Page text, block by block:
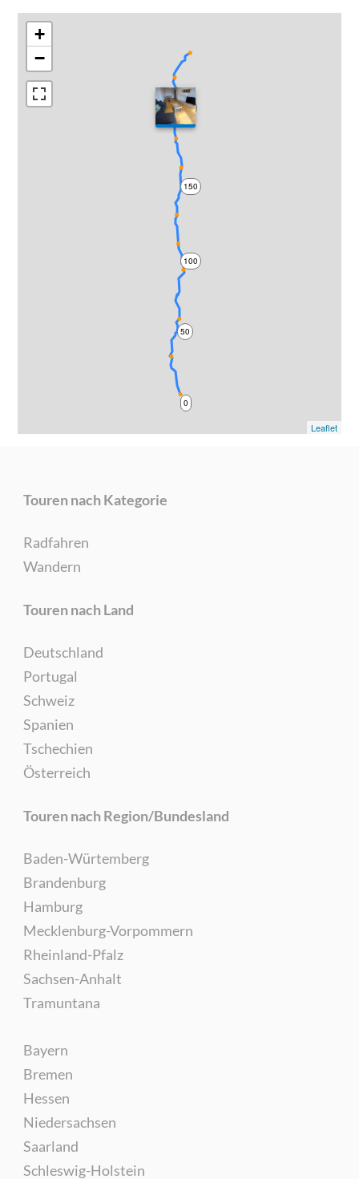
0
50
100
150
200
+
−
Leaflet
Touren nach Kategorie
Radfahren
Wandern
Touren nach Land
Deutschland
Portugal
Schweiz
Spanien
Tschechien
Österreich
Touren nach Region/Bundesland
Baden-Würtemberg
Brandenburg
Hamburg
Mecklenburg-Vorpommern
Rheinland-Pfalz
Sachsen-Anhalt
Tramuntana
Bayern
Bremen
Hessen
Niedersachsen
Saarland
Schleswig-Holstein